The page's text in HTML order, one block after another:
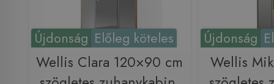
Újdonság Előleg köteles
Wellis Clara 120×90 cm
Újdonság
Wellis